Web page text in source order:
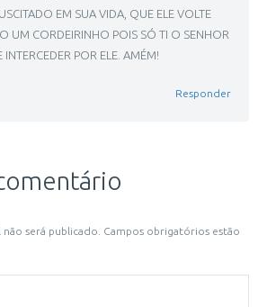
EM SUA VIDA, QUE ELE VOLTE
UM CORDEIRINHO POIS SÓ TI O SENHOR
INTERCEDER POR ELE. AMÉM!
Responder
não será publicado. Campos obrigatórios estão